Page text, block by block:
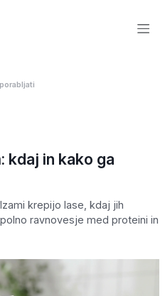
kdaj in kako ga
krepijo lase, kdaj jih
ravnovesje med proteini in